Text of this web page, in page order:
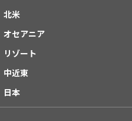
北米
オセアニア
リゾート
中近東
日本